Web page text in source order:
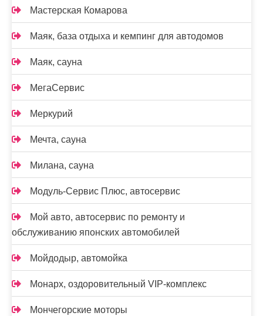
Мастерская Комарова
Маяк, база отдыха и кемпинг для автодомов
Маяк, сауна
МегаСервис
Меркурий
Мечта, сауна
Милана, сауна
Модуль-Сервис Плюс, автосервис
Мой авто, автосервис по ремонту и
обслуживанию японских автомобилей
Мойдодыр, автомойка
Монарх, оздоровительный VIP-комплекс
Мончегорские моторы